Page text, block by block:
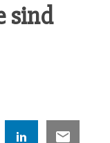
sind